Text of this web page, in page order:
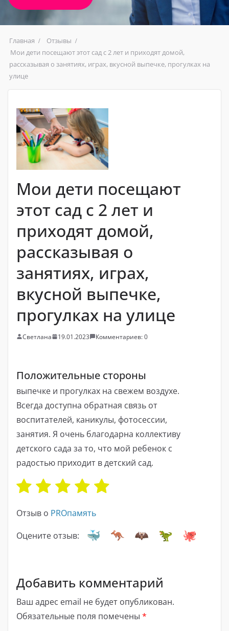
Главная
Отзывы
Мои дети посещают этот сад с 2 лет и приходят домой,
рассказывая о занятиях, играх, вкусной выпечке, прогулках на
улице
Мои дети посещают
этот сад с 2 лет и
приходят домой,
рассказывая о
занятиях, играх,
вкусной выпечке,
прогулках на улице
Светлана 19.01.2023 Комментариев: 0
Положительные стороны
выпечке и прогулках на свежем воздухе.
Всегда доступна обратная связь от
воспитателей, каникулы, фотосессии,
занятия. Я очень благодарна коллективу
детского сада за то, что мой ребенок с
радостью приходит в детский сад.
Отзыв о PROпамять
Оцените отзыв:
Добавить комментарий
Ваш адрес email не будет опубликован.
Обязательные поля помечены *